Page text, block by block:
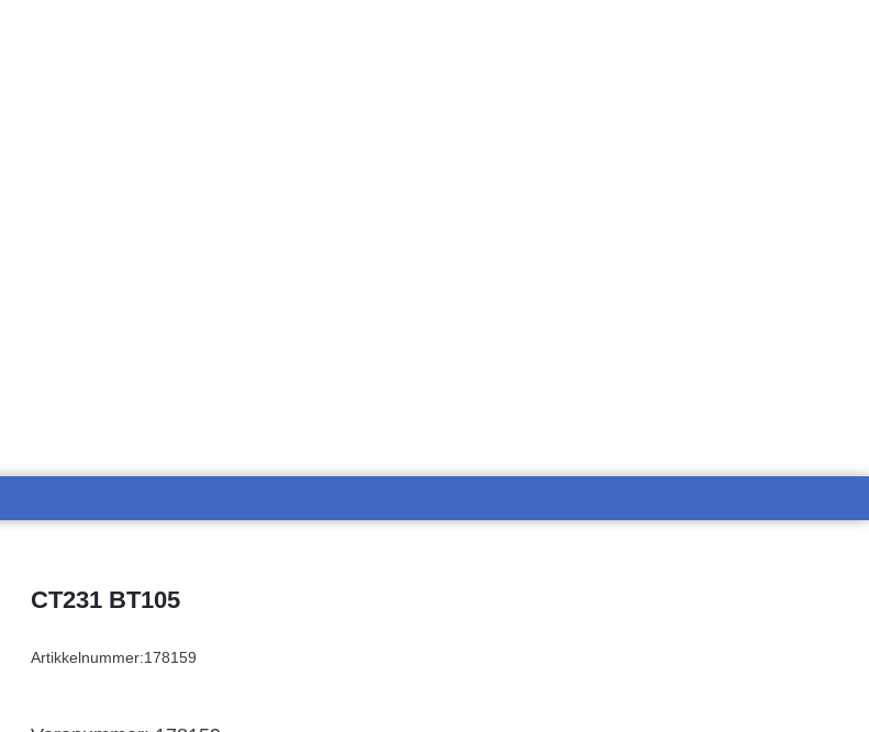
CT231 BT105
Artikkelnummer:178159